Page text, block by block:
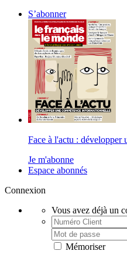
S’abonner
Face à l'actu : développer
Je m'abonne
Espace abonnés
Connexion
Vous avez déjà un
Mémoriser